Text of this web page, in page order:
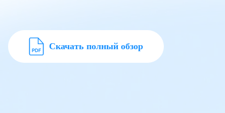
Скачать полный обзор